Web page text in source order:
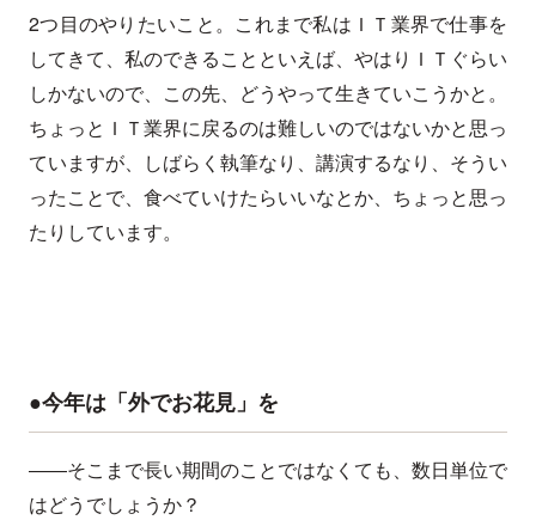
2つ目のやりたいこと。これまで私はＩＴ業界で仕事を
してきて、私のできることといえば、やはりＩＴぐらい
しかないので、この先、どうやって生きていこうかと。
ちょっとＩＴ業界に戻るのは難しいのではないかと思っ
ていますが、しばらく執筆なり、講演するなり、そうい
ったことで、食べていけたらいいなとか、ちょっと思っ
たりしています。
●今年は「外でお花見」を
――そこまで長い期間のことではなくても、数日単位で
はどうでしょうか？